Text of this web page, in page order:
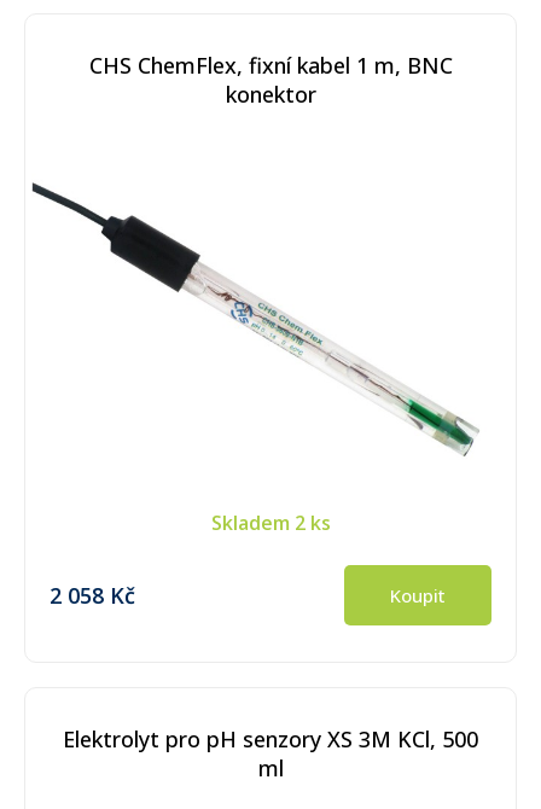
CHS ChemFlex, fixní kabel 1 m, BNC
konektor
Skladem 2 ks
2 058 Kč Koupit
Elektrolyt pro pH senzory XS 3M KCl, 500
ml